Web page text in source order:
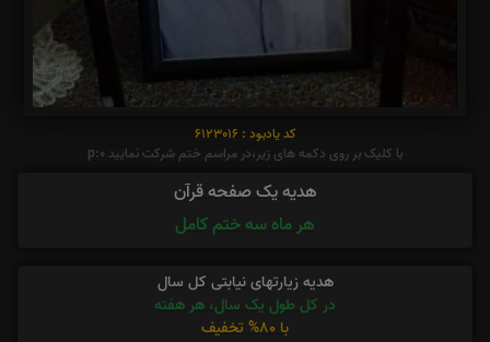
کد یادبود : 6123016
با کلیک بر روی دکمه های زیر،در مراسم ختم شرکت نمایید p:0
هدیه یک صفحه قرآن
هر ماه سه ختم کامل
هدیه زیارتهای نیابتی کل سال
در کل طول یک سال، هر هفته
با 80% تخفیف